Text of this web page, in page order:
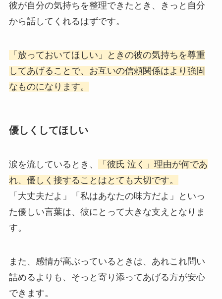
彼が自分の気持ちを整理できたとき、きっと自分
から話してくれるはずです。
「放っておいてほしい」ときの彼の気持ちを尊重
してあげることで、お互いの信頼関係はより強固
なものになります。
優しくしてほしい
涙を流しているとき、
「彼氏 泣く」理由が何であ
れ、優しく接することはとても大切です。
「大丈夫だよ」「私はあなたの味方だよ」といっ
た優しい言葉は、彼にとって大きな支えとなりま
す。
また、感情が高ぶっているときは、あれこれ問い
詰めるよりも、そっと寄り添ってあげる方が安心
できます。